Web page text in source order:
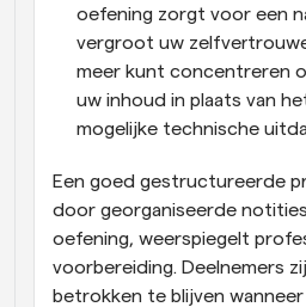
oefening zorgt voor een
vergroot uw
meer kunt concentreren
uw inhoud in plaats van
mogelijke technische
Een goed gestructureerde
door georganiseerde
oefening, weerspiegelt
voorbereiding. Deelnemers
betrokken te blijven